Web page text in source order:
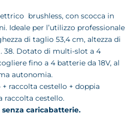
brushless, con scocca in
Ideale per l’utilizzo professionale
di taglio 53,4 cm, altezza di
38. Dotato di multi-slot a 4
fino a 4 batterie da 18V, al
autonomia.
raccolta cestello + doppia
raccolta cestello.
caricabatterie.